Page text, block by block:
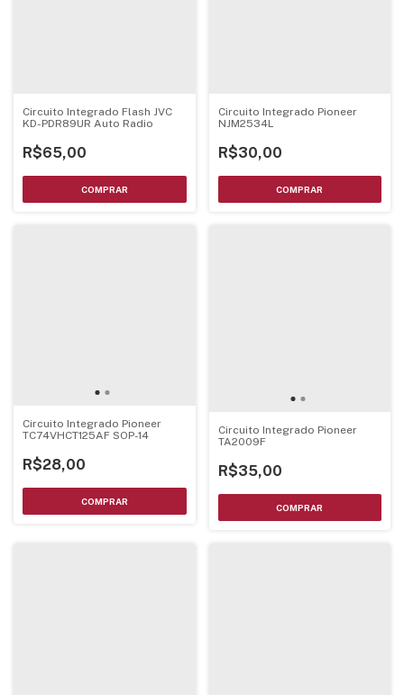
Circuito Integrado Flash JVC
KD-PDR89UR Auto Radio
R$65,00
Circuito Integrado Pioneer
NJM2534L
R$30,00
Circuito Integrado Pioneer
TC74VHCT125AF SOP-14
R$28,00
Circuito Integrado Pioneer
TA2009F
R$35,00